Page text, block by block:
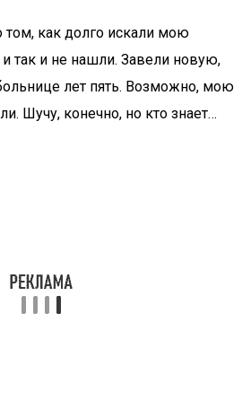
том, как долго искали мою
так и не нашли. Завели новую,
лет пять. Возможно, мою
Шучу, конечно, но кто знает…